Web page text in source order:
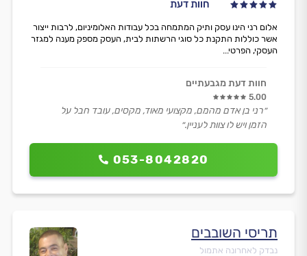
חוות דעת
053-8042820
אלום רני הינו עסק ותיק המתמחה בכל עבודות האלומיניום, לרבות ייצור
אשר כוללות התקנת כל סוגי הרשתות לבית, העסק מספק מענה למגזר
העסקי, הפרטי...
חוות דעת מגבעתיים
5.00
״רני בן אדם מהמם, מקצועי מאוד, מקסים, עובד חבל על
הזמן ויש לו צוות לעניין.״
תריסי השובבים
נבדק לאחרונה אתמול